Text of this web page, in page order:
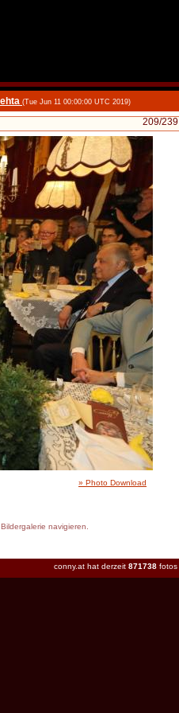
(Tue Jun 11 00:00:00 UTC 2019)
209/239
» Photo Download
navigieren.
conny.at hat derzeit 871738 fotos